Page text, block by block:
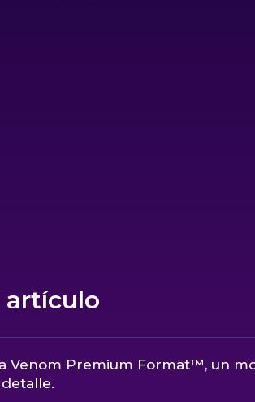
artículo
Venom Premium Format™, un